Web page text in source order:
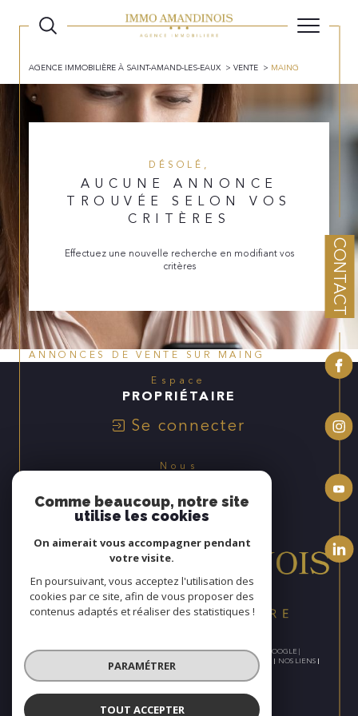
CONTACT
AGENCE IMMOBILIÈRE À SAINT-AMAND-LES-EAUX VENTE MAING
DÉSOLÉ,
AUCUNE ANNONCE
TROUVÉE SELON VOS
CRITÈRES
Effectuez une nouvelle recherche en modifiant vos
critères
ANNONCES DE VENTE SUR MAING
Espace
PROPRIÉTAIRE
Se connecter
Nous
© 2026 | TOUS DROITS RÉSERVÉS | TRADUCTION POWERED BY GOOGLE |
PLAN DU SITE MENTIONS LÉGALES ADMIN
NOS LIENS
POLITIQUE RGPD
Comme beaucoup, notre site
utilise les cookies
On aimerait vous accompagner pendant
votre visite.
En poursuivant, vous acceptez l'utilisation des
cookies par ce site, afin de vous proposer des
contenus adaptés et réaliser des statistiques !
PARAMÉTRER
TOUT ACCEPTER